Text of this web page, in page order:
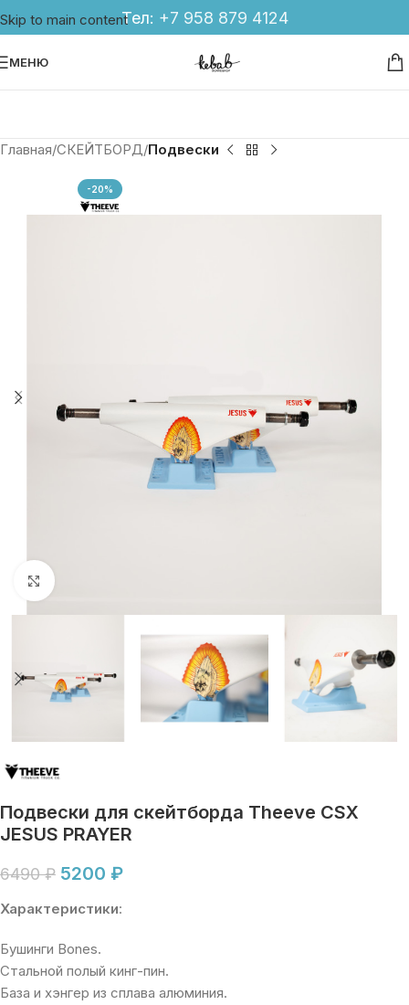
Skip to main contentТел: +7 958 879 4124
МЕНЮ
Главная СКЕЙТБОРД Подвески
-20%
Увеличить
Подвески для скейтборда Theeve CSX
JESUS PRAYER
6490₽ 5200 ₽
Характеристики:
Бушинги Bones.
Стальной полый кинг-пин.
База и хэнгер из сплава алюминия.